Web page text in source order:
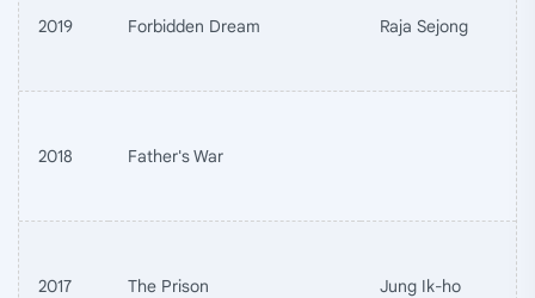
2019 Forbidden Dream Raja Sejong
2018 Father's War
2017 The Prison Jung Ik-ho